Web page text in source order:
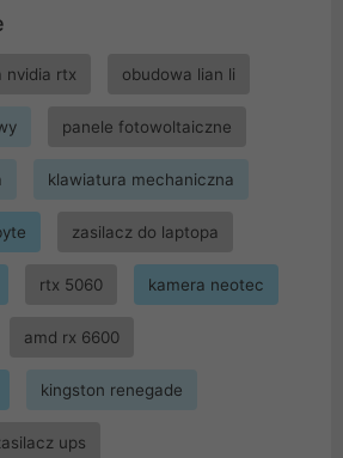
nvidia rtx obudowa lian li
panele fotowoltaiczne
klawiatura mechaniczna
zasilacz do laptopa
rtx 5060 kamera neotec
amd rx 6600
kingston renegade
ups